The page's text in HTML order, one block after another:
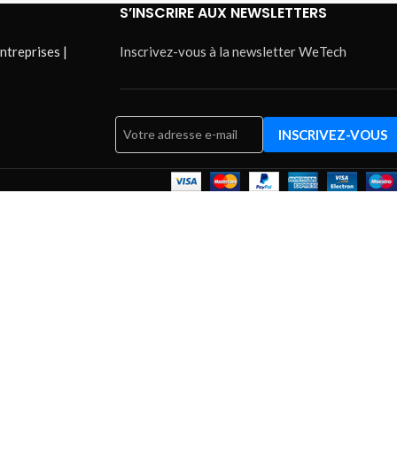
|
S’INSCRIRE AUX NEWSLETTERS
Inscrivez-vous à la newsletter WeTech